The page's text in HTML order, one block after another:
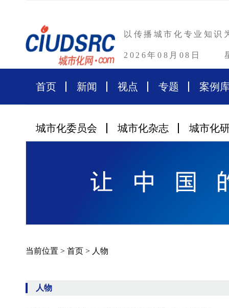
以传播城市化专业知识
2026年08月08日
首页 新闻 视点 专题 案例
城市化委员会 城市化杂志 城市化
当前位置 > 首页 > 人物
人物